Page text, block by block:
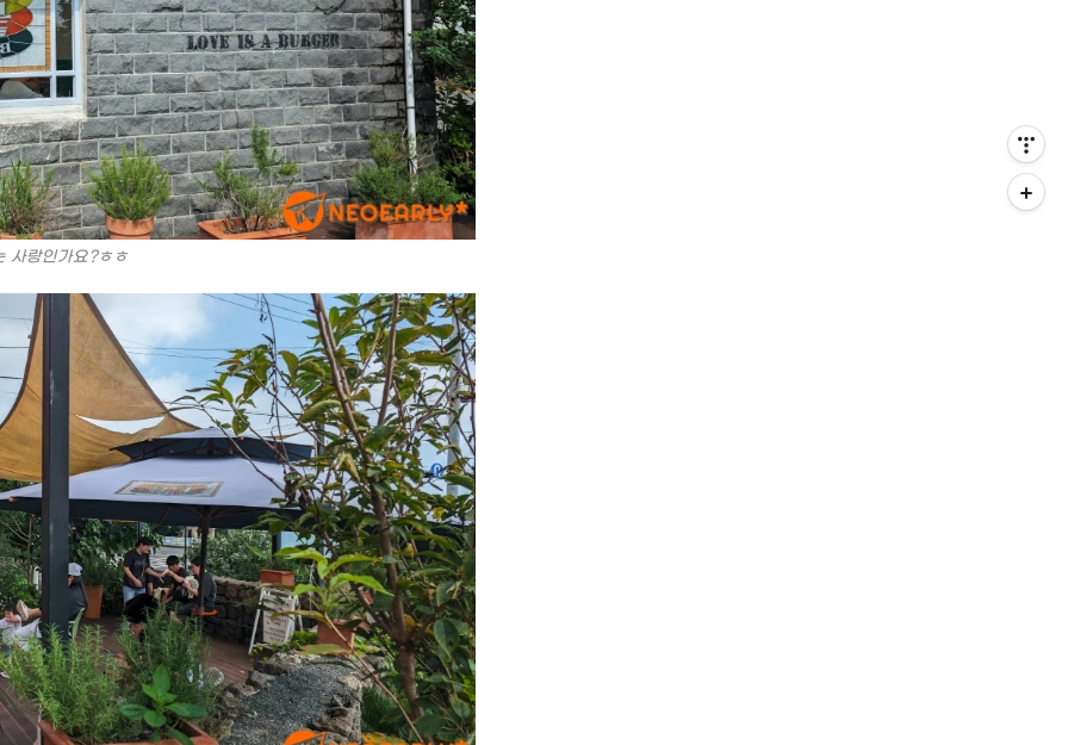
사랑인가요?ㅎㅎ